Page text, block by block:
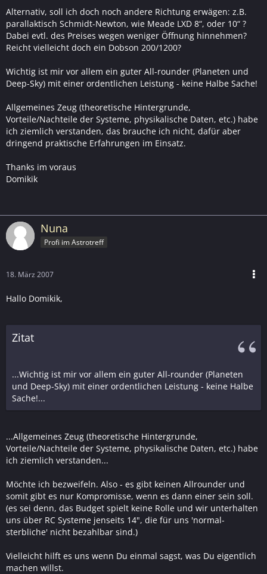
Alternativ, soll ich doch noch andere Richtung erwägen: z.B.
parallaktisch Schmidt-Newton, wie Meade LXD 8“, oder 10“ ?
Dabei evtl. des Preises wegen weniger Öffnung hinnehmen?
Reicht vielleicht doch ein Dobson 200/1200?
Wichtig ist mir vor allem ein guter All-rounder (Planeten und
Deep-Sky) mit einer ordentlichen Leistung - keine Halbe Sache!
Allgemeines Zeug (theoretische Hintergrunde,
Vorteile/Nachteile der Systeme, physikalische Daten, etc.) habe
ich ziemlich verstanden, das brauche ich nicht, dafür aber
dringend praktische Erfahrungen im Einsatz.
Thanks im voraus
Domikik
Nuna
Profi im Astrotreff
18. März 2007
Hallo Domikik,
Zitat
...Wichtig ist mir vor allem ein guter All-rounder (Planeten
und Deep-Sky) mit einer ordentlichen Leistung - keine Halbe
Sache!...
...Allgemeines Zeug (theoretische Hintergrunde,
Vorteile/Nachteile der Systeme, physikalische Daten, etc.) habe
ich ziemlich verstanden...
Möchte ich bezweifeln. Also - es gibt keinen Allrounder und
somit gibt es nur Kompromisse, wenn es dann einer sein soll.
(es sei denn, das Budget spielt keine Rolle und wir unterhalten
uns über RC Systeme jenseits 14", die für uns 'normal-
sterbliche' nicht bezahlbar sind.)
Vielleicht hilft es uns wenn Du einmal sagst, was Du eigentlich
machen willst.